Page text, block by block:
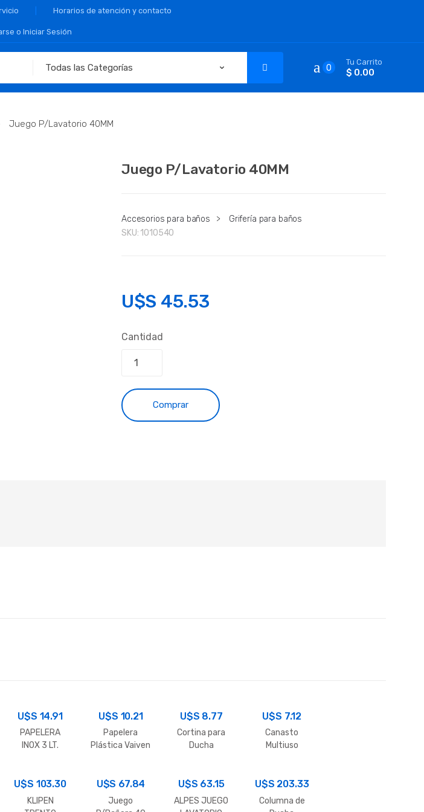
Horarios de atención y contacto
o Iniciar Sesión
0
Tu Carrito
$ 0.00
Juego P/Lavatorio 40MM
Juego P/Lavatorio 40MM
Accesorios para baños >
Grifería para baños
SKU: 1010540
U$S 45.53
Cantidad
Comprar
U$S 14.91
PAPELERA
INOX 3 LT.
U$S 10.21
Papelera
Plástica Vaiven
U$S 8.77
Cortina para
Ducha
U$S 7.12
Canasto
Multiuso
U$S 103.30
KLIPEN
U$S 67.84
Juego
U$S 63.15
ALPES JUEGO
U$S 203.33
Columna de